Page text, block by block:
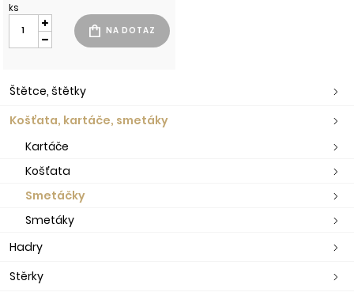
ks
Štětce, štětky
Košťata, kartáče, smetáky
Kartáče
Košťata
Smetáčky
Smetáky
Hadry
Stěrky